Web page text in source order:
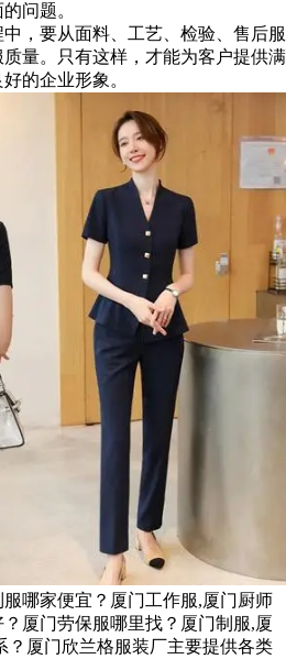
问题。
要从面料、工艺、检验、售后服
量。只有这样，才能为客户提供满
的企业形象。
哪家便宜？厦门工作服,厦门厨师
厦门劳保服哪里找？厦门制服,厦
？厦门欣兰格服装厂主要提供各类